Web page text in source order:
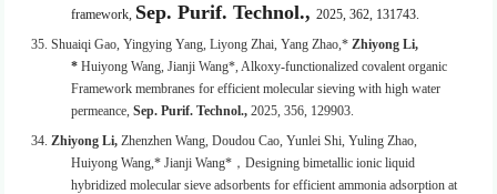
framework, Sep. Purif. Technol.,2025, 362, 131743.
35.Shuaiqi Gao, Yingying Yang, Liyong Zhai, Yang Zhao,*Zhiyong Li,
* Huiyong Wang, Jianji Wang*, Alkoxy-functionalized covalent organic
Framework membranes for efficient molecular sieving with high water
permeance,Sep. Purif. Technol.,2025, 356, 129903.
34.Zhiyong Li,Zhenzhen Wang, Doudou Cao, Yunlei Shi, Yuling Zhao,
Huiyong Wang,* Jianji Wang* ，Designing bimetallic ionic liquid
hybridized molecular sieve adsorbents for efficient ammonia adsorption at